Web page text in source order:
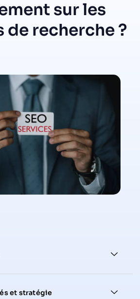
sur les
de recherche ?
et stratégie